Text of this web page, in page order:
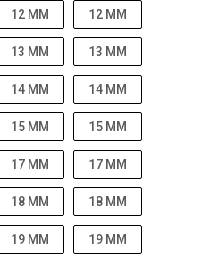
12 MM 12 MM
13 MM 13 MM
14 MM 14 MM
15 MM 15 MM
17 MM 17 MM
18 MM 18 MM
19 MM 19 MM